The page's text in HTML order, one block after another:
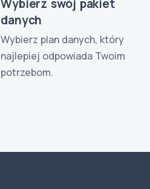
Wybierz swój pakiet
danych
Wybierz plan danych, który
najlepiej odpowiada Twoim
potrzebom.